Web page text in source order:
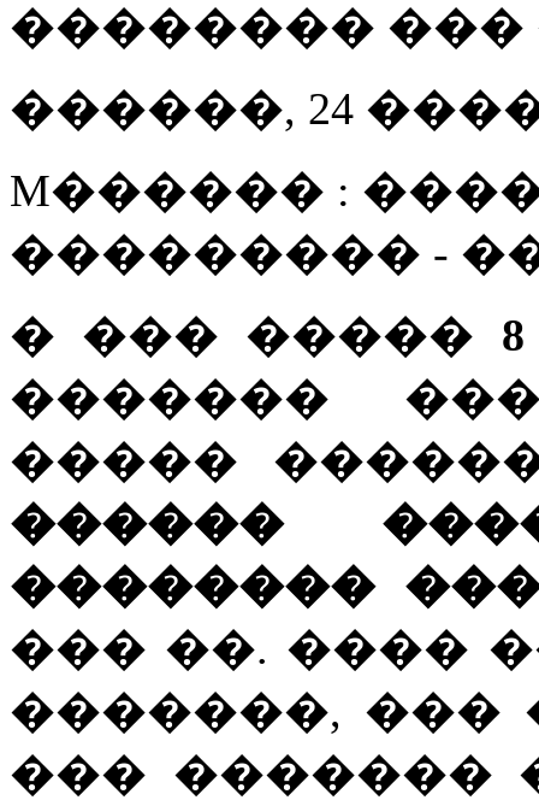
�������� ���
������, 24 ����
M������ :
��������� -
� ��� �����
�������
�����
������
��������
��� ��. ����
�������, ���
��� �������